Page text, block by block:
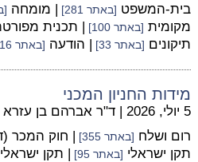
בית-המשפט [באתר 281] | מומחה
מקומית [באתר 100] | תכנית
תיקונים [באתר 33] | הודעה [באתר 16]
מידות החניון המכני
5 יולי, 2026 | ד"ר אברהם בן עזרא
רום ושלח [באתר 355] | חוק המכר
תקן ישראלי [באתר 95] | תקן ישראלי